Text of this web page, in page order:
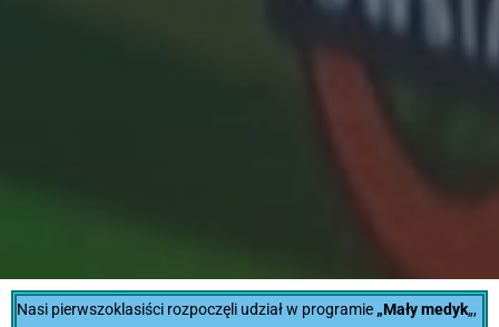
Nasi pierwszoklasiści rozpoczęli udział w programie „Mały medyk„,